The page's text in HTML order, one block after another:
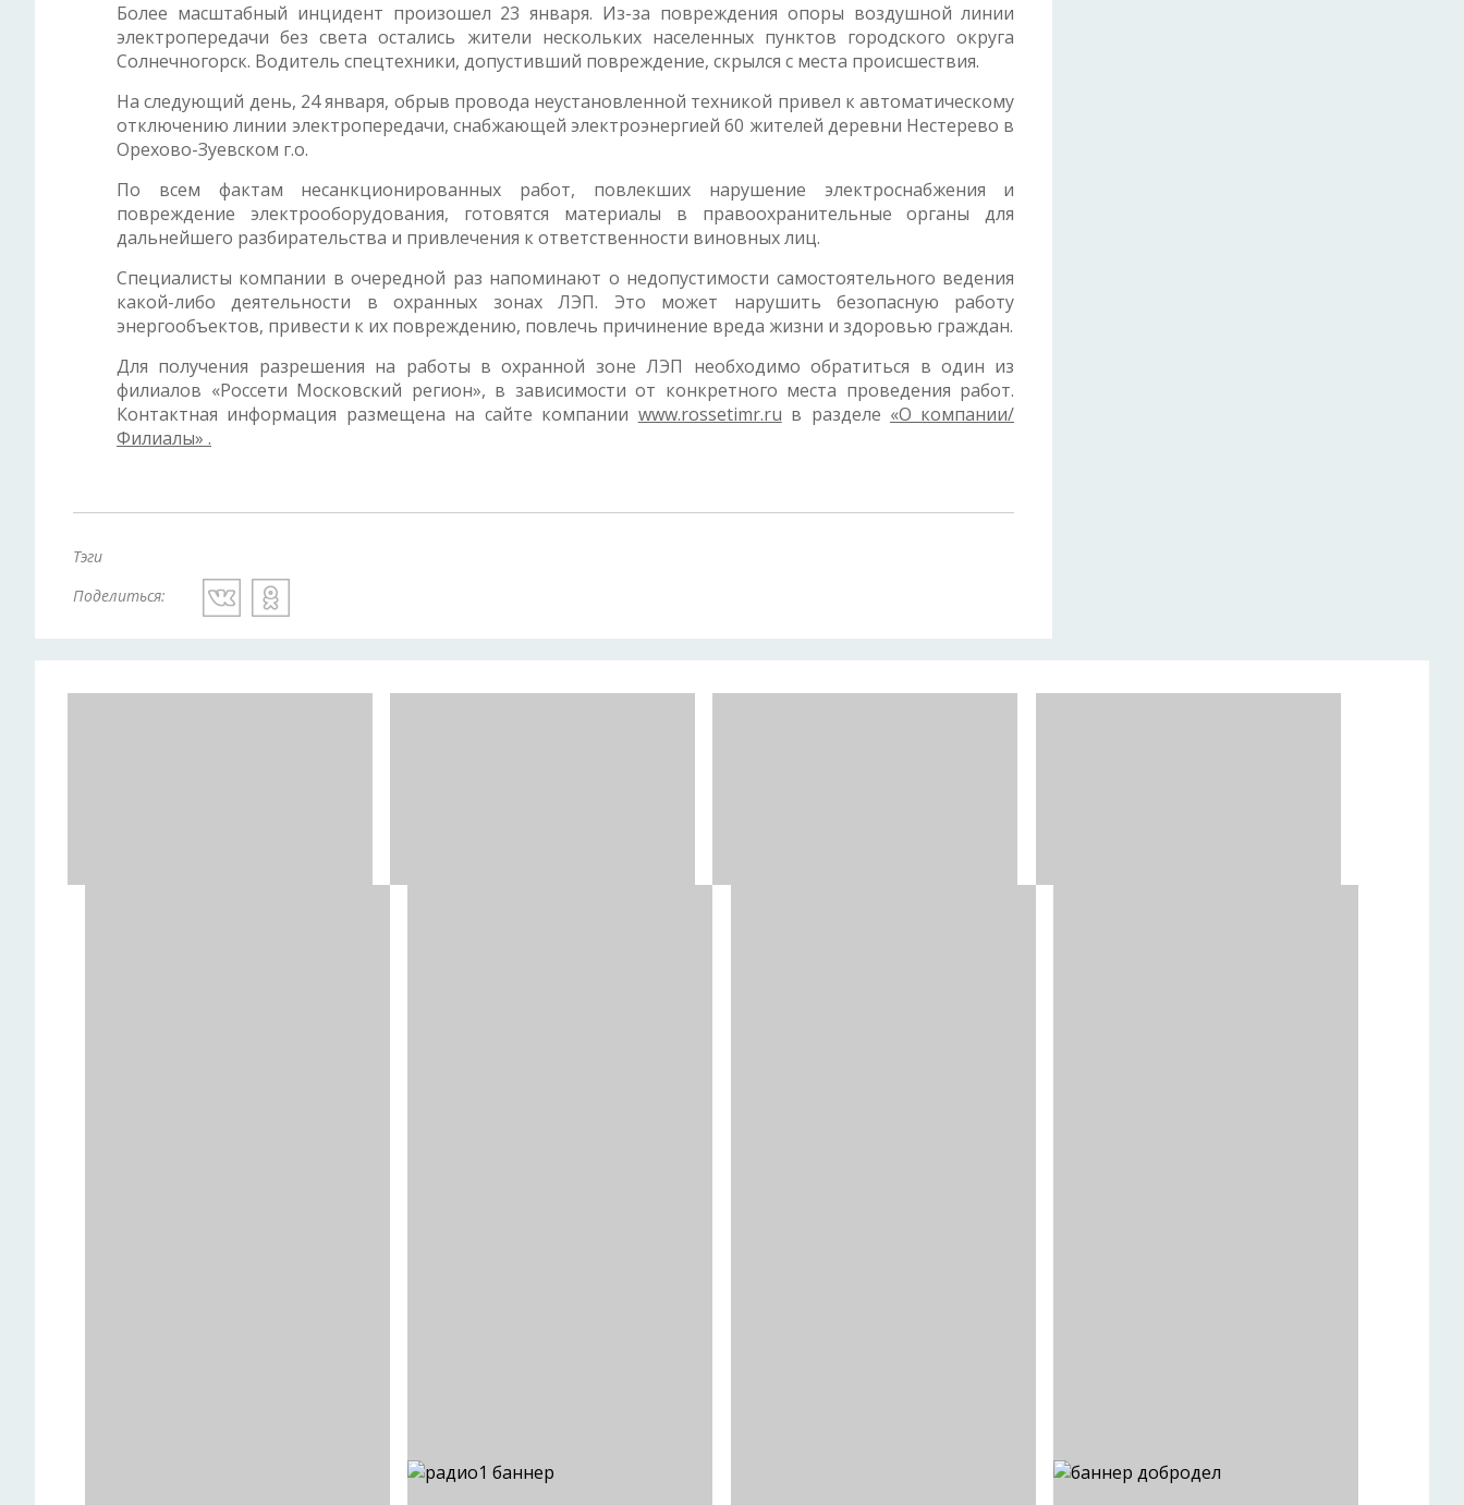
Более масштабный инцидент произошел 23 января. Из-за повреждения опоры воздушной линии
электропередачи без света остались жители нескольких населенных пунктов городского округа
Солнечногорск. Водитель спецтехники, допустивший повреждение, скрылся с места происшествия.
На следующий день, 24 января, обрыв провода неустановленной техникой привел к автоматическому
отключению линии электропередачи, снабжающей электроэнергией 60 жителей деревни Нестерево в
Орехово-Зуевском г.о.
По всем фактам несанкционированных работ, повлекших нарушение электроснабжения и
повреждение электрооборудования, готовятся материалы в правоохранительные органы для
дальнейшего разбирательства и привлечения к ответственности виновных лиц.
Специалисты компании в очередной раз напоминают о недопустимости самостоятельного ведения
какой-либо деятельности в охранных зонах ЛЭП. Это может нарушить безопасную работу
энергообъектов, привести к их повреждению, повлечь причинение вреда жизни и здоровью граждан.
Для получения разрешения на работы в охранной зоне ЛЭП необходимо обратиться в один из
филиалов «Россети Московский регион», в зависимости от конкретного места проведения работ.
Контактная информация размещена на сайте компании www.rossetimr.ru в разделе «О компании/
Филиалы» .
Тэги
Поделиться: